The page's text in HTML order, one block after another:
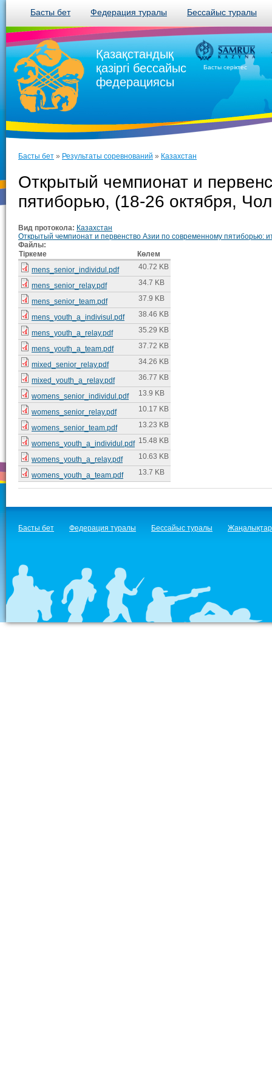
Басты бет Федерация туралы Бессайыс туралы
Қазақстандық
қазіргі бессайыс
федерациясы
Басты серіктес
Басты бет » Результаты соревнований » Казахстан
Открытый чемпионат и
пятиборью, (18-26 октября,
Вид протокола: Казахстан
Открытый чемпионат и первенство Азии по современному пятиборью:
Файлы:
Тіркеме
Көлем
mens_senior_individul.pdf
40.72 KB
mens_senior_relay.pdf 34.7 KB
mens_senior_team.pdf 37.9 KB
mens_youth_a_indivisul.pdf 38.46 KB
mens_youth_a_relay.pdf 35.29 KB
mens_youth_a_team.pdf 37.72 KB
mixed_senior_relay.pdf 34.26 KB
mixed_youth_a_relay.pdf 36.77 KB
womens_senior_individul.pdf 13.9 KB
womens_senior_relay.pdf 10.17 KB
womens_senior_team.pdf 13.23 KB
womens_youth_a_individul.pdf 15.48 KB
womens_youth_a_relay.pdf 10.63 KB
womens_youth_a_team.pdf 13.7 KB
Басты бет Федерация туралы Бессайыс туралы Жаңалықтар